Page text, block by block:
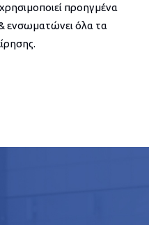
προηγμένα
ενσωματώνει όλα τα